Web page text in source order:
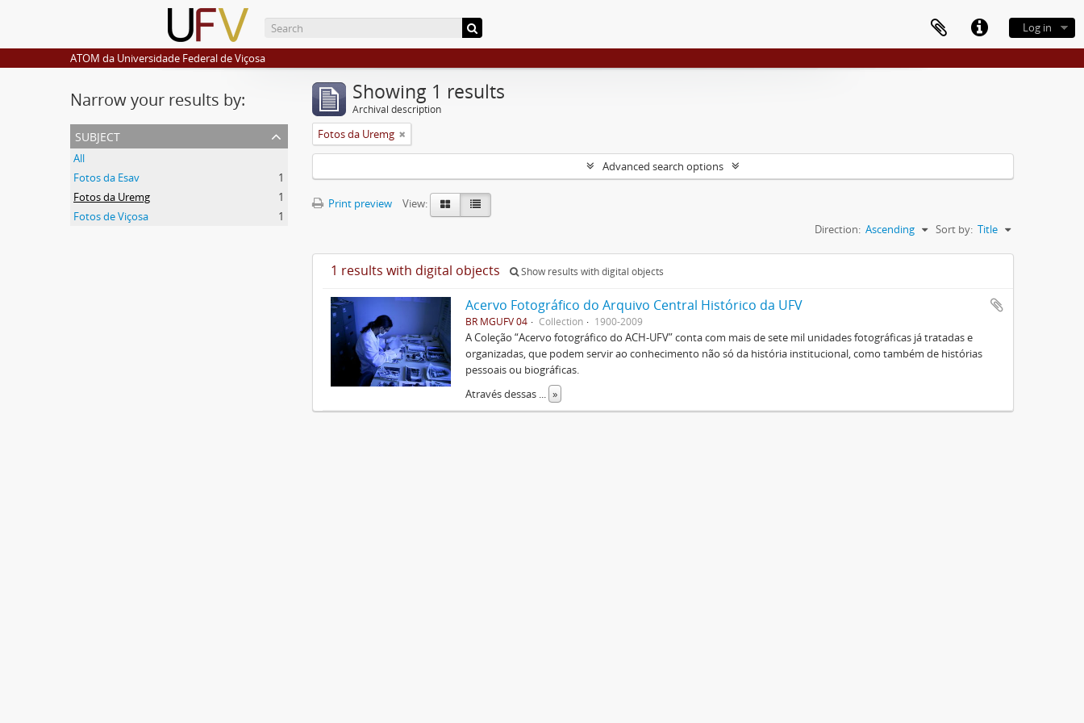
Log in
ATOM da Universidade Federal de Viçosa
Narrow your results by:
subject
All
Fotos da Esav
1
Fotos da Uremg
1
Fotos de Viçosa
1
Showing 1 results
Archival description
Fotos da Uremg
Advanced search options
Print preview
View:
Sort by: Title
Direction: Ascending
1 results with digital objects Show results with digital objects
Acervo Fotográfico do Arquivo Central Histórico da UFV
BR MGUFV 04 Collection 1900-2009
A Coleção “Acervo fotográfico do ACH-UFV” conta com mais de sete mil unidades fotográficas já tratadas e
organizadas, que podem servir ao conhecimento não só da história institucional, como também de histórias
pessoais ou biográficas.
Através dessas
»